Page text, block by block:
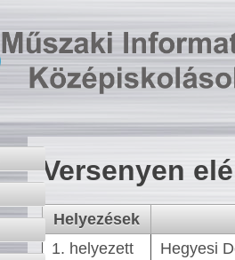
Versenyen
Helyezések
1. helyezett
Hegyesi